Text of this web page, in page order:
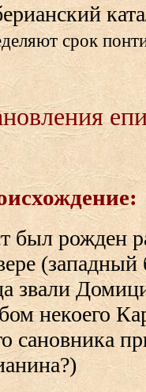
срок
был рожден
(западный
звали
некоего
сановника